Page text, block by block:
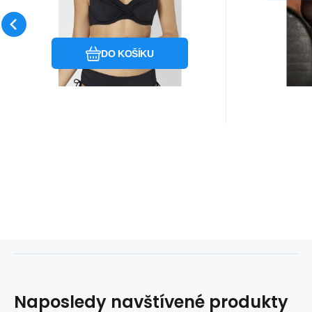
DO KOŠÍKU
Oblíbený
Porovnat
Velikost
Obvod
velikost
Naposledy navštívené produkty